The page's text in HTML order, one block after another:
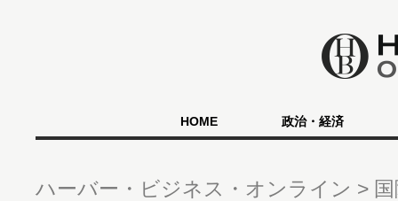
HOME 政治・経済
ハーバー・ビジネス・オンライン